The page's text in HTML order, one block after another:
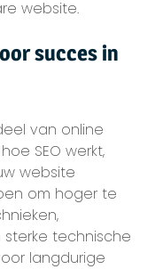
website.
succes in
van online
SEO werkt,
website
om hoger te
technische
langdurige